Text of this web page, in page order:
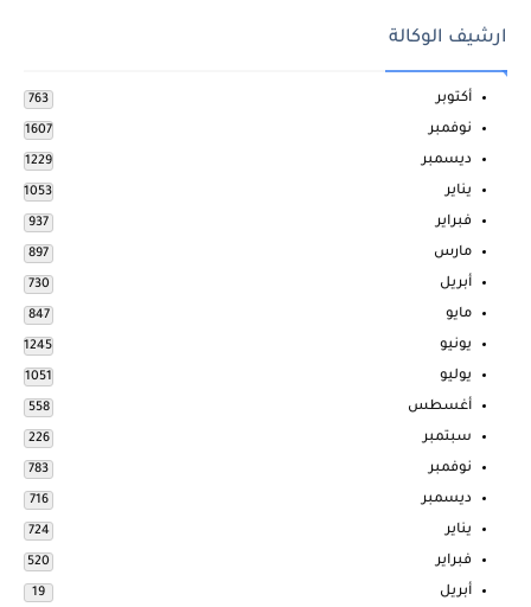
ارشيف الوكالة
أكتوبر 763
نوفمبر 1607
ديسمبر 1229
يناير 1053
فبراير 937
مارس 897
أبريل 730
مايو 847
يونيو 1245
يوليو 1051
أغسطس 558
سبتمبر 226
نوفمبر 783
ديسمبر 716
يناير 724
فبراير 520
أبريل 19